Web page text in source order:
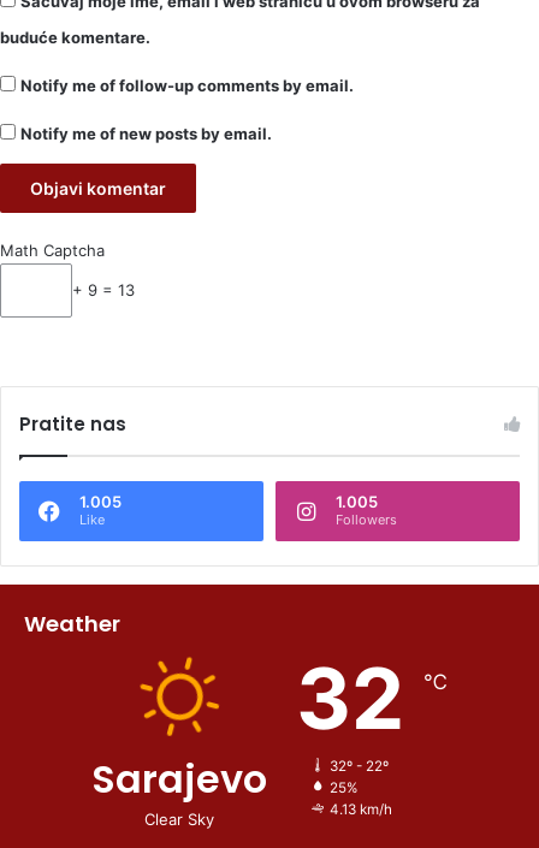
buduće komentare.
Notify me of follow-up comments by email.
Notify me of new posts by email.
Math Captcha
+ 9 = 13
Pratite nas
1.005
Like
1.005
Followers
Weather
Sarajevo
Clear Sky
32 ℃
32º - 22º
25%
4.13 km/h